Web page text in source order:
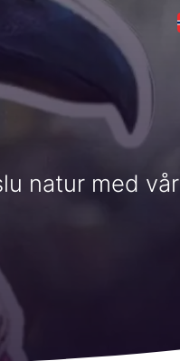
natur med vår